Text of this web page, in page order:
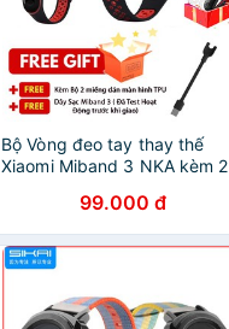
Bộ Vòng đeo tay thay thế
Xiaomi Miband 3 NKA kèm 2
99.000 đ